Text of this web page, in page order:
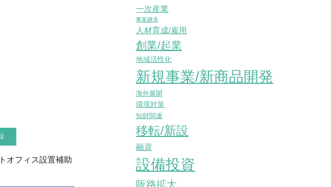
オフィス設置補助
一次産業
事業継承
人材育成/雇用
創業/起業
地域活性化
新規事業/新商品開発
海外展開
環境対策
知財関連
移転/新設
融資
設備投資
販路拡大